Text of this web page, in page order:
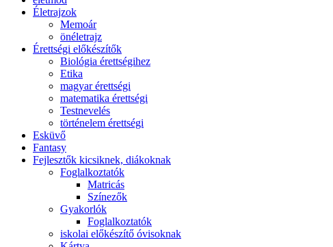
Életrajzok
Memoár
önéletrajz
Érettségi előkészítők
Biológia érettségihez
Etika
magyar érettségi
matematika érettségi
Testnevelés
történelem érettségi
Esküvő
Fantasy
Fejlesztők kicsiknek, diákoknak
Foglalkoztatók
Matricás
Színezők
Gyakorlók
Foglalkoztatók
iskolai előkészítő óvisoknak